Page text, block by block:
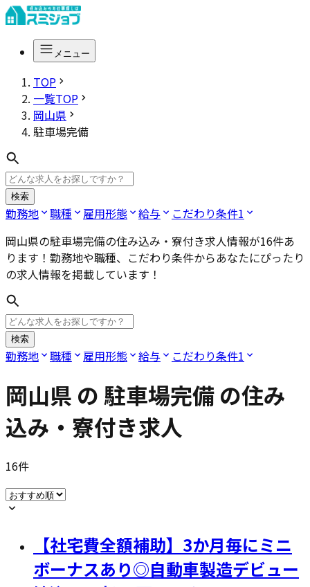
メニュー
TOP
一覧TOP
岡山県
駐車場完備
検索
勤務地 職種 雇用形態 給与 こだわり条件1
岡山県の駐車場完備の住み込み・寮付き求人情報が16件あ
ります！勤務地や職種、こだわり条件からあなたにぴったり
の求人情報を掲載しています！
検索
勤務地 職種 雇用形態 給与 こだわり条件1
岡山県 の駐車場完備の住み
込み・寮付き求人
16件
【社宅費全額補助】3か月毎にミニ
ボーナスあり◎自動車製造デビュー